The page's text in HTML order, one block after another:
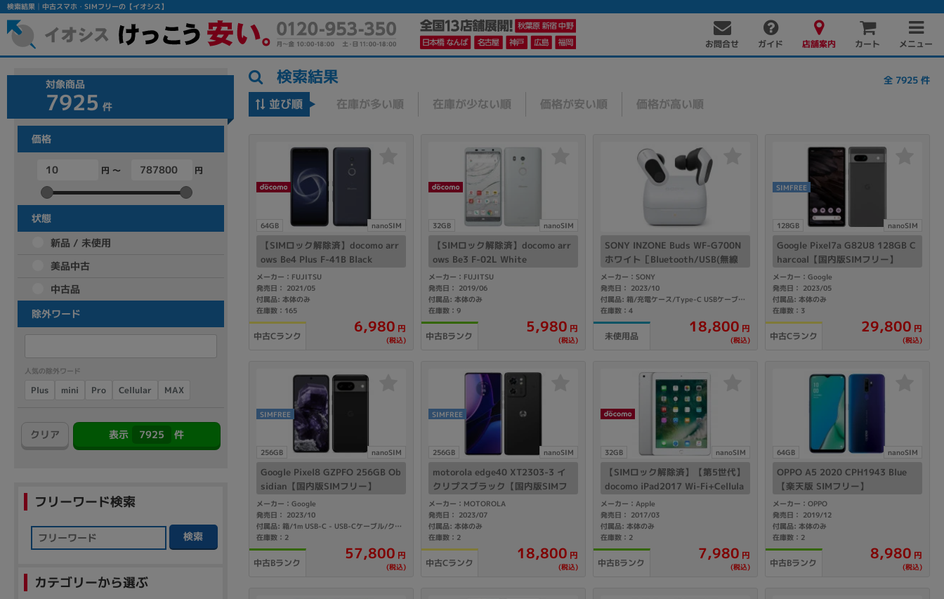
検索結果│中古スマホ・SIMフリーの【イオシス】
お問合せ ガイド 店舗案内 カート メニュー
対象商品
7925 件
価格
円 ～ 円
状態
新品 / 未使用
美品中古
中古品
除外ワード
人気の除外ワード
Plus mini Pro Cellular MAX
クリア 表示 7925 件
フリーワード検索
検索
カテゴリーから選ぶ
検索結果 全 7925件
並び順 在庫が多い順 在庫が少ない順 価格が安い順 価格が高い順
64GB nanoSIM
【SIMロック解除済】docomo arr
ows Be4 Plus F-41B Black
メーカー：FUJITSU
発売日： 2021/05
付属品: 本体のみ
在庫数：165
中古Cランク
6,980 円
(税込)
32GB nanoSIM
【SIMロック解除済】docomo arr
ows Be3 F-02L White
メーカー：FUJITSU
発売日： 2019/06
付属品: 本体のみ
在庫数：9
中古Bランク
5,980 円
(税込)
SONY INZONE Buds WF-G700N
ホワイト［Bluetooth/USB(無線
2.4GHz)］
メーカー：SONY
発売日： 2023/10
付属品: 箱/充電ケース/Type-C USBケーブル/USBトランシーバー/イヤーピース（SS/S/M/L*各2）/取扱説明書
在庫数：4
未使用品
18,800 円
(税込)
128GB nanoSIM
SIMFREE
Google Pixel7a G82U8 128GB C
harcoal【国内版SIMフリー】
メーカー：Google
発売日： 2023/05
付属品: 本体のみ
在庫数：3
中古Cランク
29,800 円
(税込)
256GB nanoSIM
SIMFREE
Google Pixel8 GZPFO 256GB Ob
sidian【国内版SIMフリー】
メーカー：Google
発売日： 2023/10
付属品: 箱/1m USB-C - USB-Cケーブル/クイックスイッチアダプター/SIMツール/クイックスタートガイド
在庫数：2
中古Bランク
57,800 円
(税込)
256GB nanoSIM
SIMFREE
motorola edge40 XT2303-3 イ
クリプスブラック【国内版SIMフ
リー】
メーカー：MOTOROLA
発売日： 2023/07
付属品: 本体のみ
在庫数：2
中古Cランク
18,800 円
(税込)
32GB nanoSIM
【SIMロック解除済】【第5世代】
docomo iPad2017 Wi-Fi+Cellula
r 32GB シルバー MP1L2J/A A18
23
メーカー：Apple
発売日： 2017/03
付属品: 本体のみ
在庫数：2
中古Bランク
7,980 円
(税込)
64GB nanoSIM
OPPO A5 2020 CPH1943 Blue
【楽天版 SIMフリー】
メーカー：OPPO
発売日： 2019/12
付属品: 本体のみ
在庫数：2
中古Bランク
8,980 円
(税込)
フリーワード
除外ワード
人気の検索ワード： Let's note
カテゴリー
商品ジャンルの絞り込み
ノートPC
シリーズ
商品シリーズ名・ブランド名の絞り込み。
aspire Inspiron
メーカー
製造、販売メーカーの絞り込み
HP
機能・特徴
ドライブの絞り込み
BD−R BD-ROM DVD-マルチ DVD-ROM DVD±RW
DVDスーパーマルチ
ランク
商品状態の絞り込み